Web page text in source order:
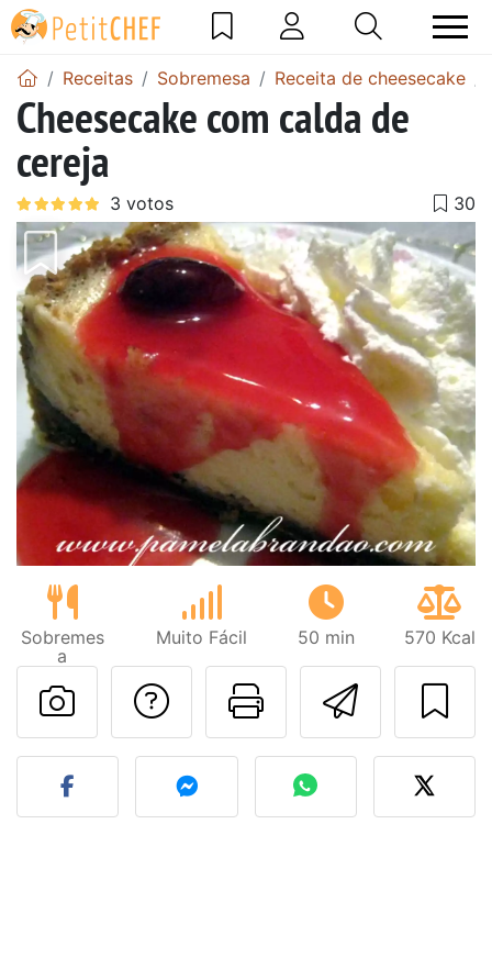
Receitas Sobremesa Receita de cheesecake
Cheesecake com calda de
cereja
Sobremes
a
Muito Fácil 50 min 570 Kcal
Imprima
Falar com o autor
Fez esta receita?